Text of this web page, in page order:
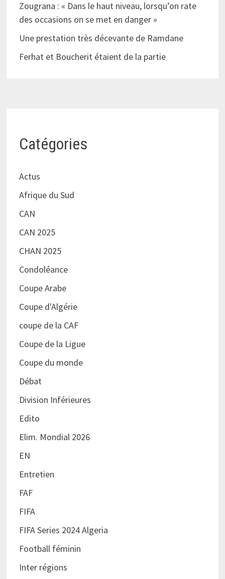
Zougrana : « Dans le haut niveau, lorsqu’on rate
des occasions on se met en danger »
Une prestation très décevante de Ramdane
Ferhat et Boucherit étaient de la partie
Catégories
Actus
Afrique du Sud
CAN
CAN 2025
CHAN 2025
Condoléance
Coupe Arabe
Coupe d'Algérie
coupe de la CAF
Coupe de la Ligue
Coupe du monde
Débat
Division Inférieures
Edito
Elim. Mondial 2026
EN
Entretien
FAF
FIFA
FIFA Series 2024 Algeria
Football féminin
Inter régions